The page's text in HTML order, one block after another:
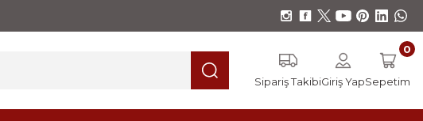
Sipariş TakibiGiriş YapSepetim
0